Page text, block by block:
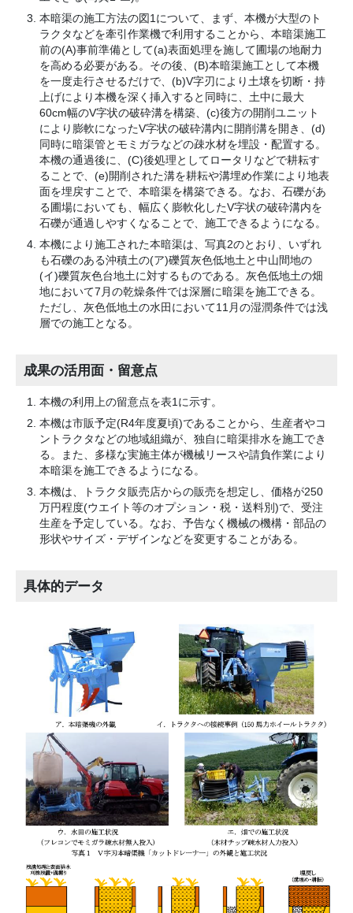
本暗渠の施工方法の図1について、まず、本機が大型のト
ラクタなどを牽引作業機で利用することから、本暗渠施工
前の(A)事前準備として(a)表面処理を施して圃場の地耐力
を高める必要がある。その後、(B)本暗渠施工として本機
を一度走行させるだけで、(b)V字刃により土壌を切断・持
上げにより本機を深く挿入すると同時に、土中に最大
60cm幅のV字状の破砕溝を構築、(c)後方の開削ユニット
により膨軟になったV字状の破砕溝内に開削溝を開き、(d)
同時に暗渠管とモミガラなどの疎水材を埋設・配置する。
本機の通過後に、(C)後処理としてロータリなどで耕耘す
ることで、(e)開削された溝を耕耘や溝埋め作業により地表
面を埋戻すことで、本暗渠を構築できる。なお、石礫があ
る圃場においても、幅広く膨軟化したV字状の破砕溝内を
石礫が通過しやすくなることで、施工できるようになる。
本機により施工された本暗渠は、写真2のとおり、いずれ
も石礫のある沖積土の(ア)礫質灰色低地土と中山間地の
(イ)礫質灰色台地土に対するものである。灰色低地土の畑
地において7月の乾燥条件では深層に暗渠を施工できる。
ただし、灰色低地土の水田において11月の湿潤条件では浅
層での施工となる。
成果の活用面・留意点
本機の利用上の留意点を表1に示す。
本機は市販予定(R4年度夏頃)であることから、生産者やコ
ントラクタなどの地域組織が、独自に暗渠排水を施工でき
る。また、多様な実施主体が機械リースや請負作業により
本暗渠を施工できるようになる。
本機は、トラクタ販売店からの販売を想定し、価格が250
万円程度(ウエイト等のオプション・税・送料別)で、受注
生産を予定している。なお、予告なく機械の機構・部品の
形状やサイズ・デザインなどを変更することがある。
具体的データ